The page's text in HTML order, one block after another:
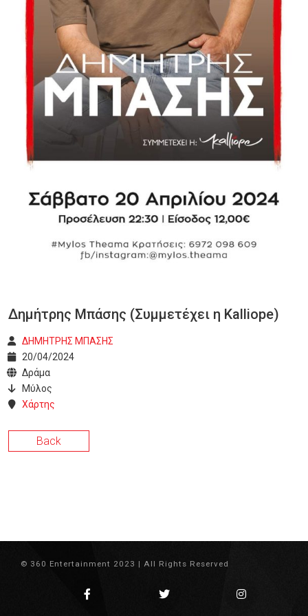
Δημήτρης Μπάσης (Συμμετέχει η Kalliope)
ΔΗΜΗΤΡΗΣ ΜΠΑΣΗΣ
20/04/2024
Δράμα
Μύλος
Χάρτης
Back
© 360 Entertainment 2023 | All Rights Reserved